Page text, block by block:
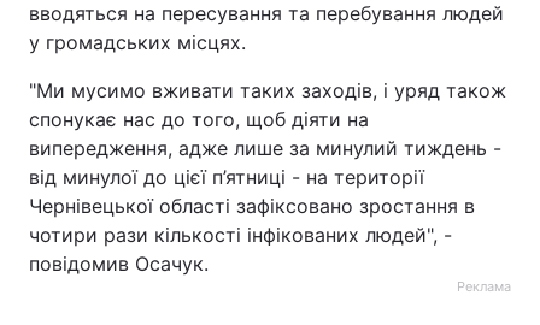
вводяться на пересування та перебування людей
у громадських місцях.
"Ми мусимо вживати таких заходів, і уряд також
спонукає нас до того, щоб діяти на
випередження, адже лише за минулий тиждень -
від минулої до цієї п’ятниці - на території
Чернівецької області зафіксовано зростання в
чотири рази кількості інфікованих людей", -
повідомив Осачук.
Реклама